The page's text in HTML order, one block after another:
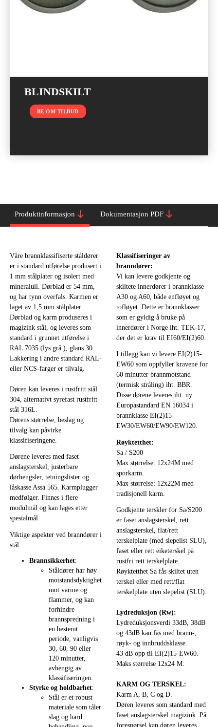
BLINDSKILT
BE OM TILBUD
Produktinformasjon Dokumentasjon PDF
Våre brannklassifiserte ståldører
er i standard utførelse produsert i
1 mm stålplater og isolert med
mineralull. Dørblad er 54 mm,
og har tynn overfals. Karmen er
laget av 1,5 mm stålplater.
Dørblad og karm produseres i
magizink stål, og leveres som
standard i grunnet utførelse i
RAL 7035 (lys grå ), glans 30.
Lakkering i andre standard RAL-
eller NCS-farger er tilvalg.
Døren kan leveres i rustfritt stål
304, alternativt syrefast rustfritt
stål 316L.
Dørens størrelse, beslag og
tilvalg kan påvirke
klassifiseringene.
Dørene leveres med faset
anslagsterskel, justerbare
dørhengsler, tetningslister og
låskasse Assa 565. Karmplugger
medfølger. Finnes i flere
modulmål og kan lages etter
spesialmål.
Viktige aspekter ved branndører i
stål:
Brannsikkerhet:
Ståldører har høy
motstandsdyktighet
mot varme og
flammer, og kan
forhindre
brannspredning i
en bestemt
periode, vanligvis
30, 60, 90 eller
120 minutter,
avhengig av
klassifiseringen.
Styrke og holdbarhet:
Stål er et robust
materiale som tåler
slag og hard
Klassifiseringer av
branndører:
Vi kan levere godkjente og
skiltete innerdører i brannklasse
A30 og A60, både enfløyet og
tofløyet. Dette er brannklasser
som er gyldig å bruke på
innerdører i Norge iht. TEK-17,
der det er krav til EI60/EI(2)60.
I tillegg kan vi levere EI(2)15-
EW60 som oppfyller kravene for
60 minutter brannmotstand
(termisk stråling) iht. BBR.
Disse dørene leveres iht. ny
Europastandard EN 16034 i
brannklasse EI(2)15-
EW30/EW60/EW90/EW120.
Røyktetthet:
Sa / S200
Max størrelse: 12x24M med
sporkarm.
Max størrelse: 12x22M med
tradisjonell karm.
Godkjente terskler for Sa/S200
er faset anslagsterskel, rett
anslagsterskel, flat/rett
terskelplate (med slepelist SLU),
faset eller rett eiketerskel på
rustfri rett terskelplate.
Røyktetthet Sa fås skiltet uten
terskel eller med rett/flat
terskelplate uten slepelist (SLU).
Lydreduksjon (Rw):
Lydreduksjonsverdi 33dB, 38dB
og 43dB kan fås med brann-,
røyk- og innbruddsklasse.
43 dB opp til EI(2)15-EW60.
Maks størrelse 12x24 M.
KARM OG TERSKEL:
Karm A, B, C og D.
Døren leveres som standard med
faset anslagsterskel magizink. På
forespørsel kan døren leveres